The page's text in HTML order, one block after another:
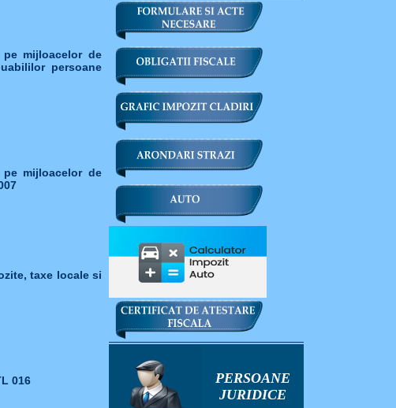
pe mijloacelor de
persoane
pe mijloacelor de
taxe locale si
016
PERSOANE
JURIDICE